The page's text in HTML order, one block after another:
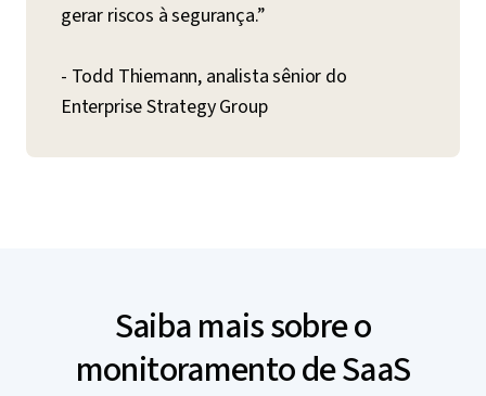
gerar riscos à segurança.”
- Todd Thiemann, analista sênior do
Enterprise Strategy Group
Saiba mais sobre o
monitoramento de SaaS